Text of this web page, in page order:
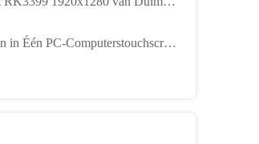
Één PC-Computerstouchscreen